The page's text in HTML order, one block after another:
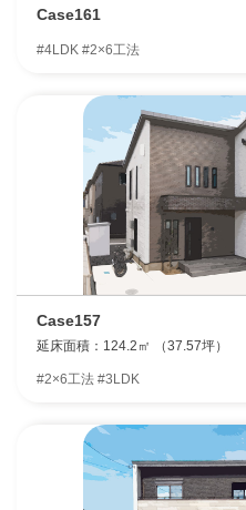
Case161
#4LDK #2×6工法
Case157
延床面積：124.2㎡ （37.57坪）
#2×6工法 #3LDK